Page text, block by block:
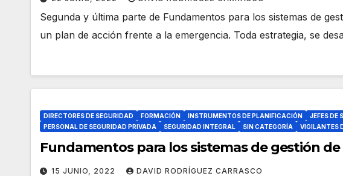
Segunda y última parte de Fundamentos para los sistemas de
un plan de acción frente a la emergencia. Toda estrategia, se
DIRECTORES DE SEGURIDAD FORMACIÓN INSTRUMENTOS DE PLANIFICACIÓN JEFES DE
PERSONAL DE SEGURIDAD PRIVADA
SEGURIDAD INTEGRAL SIN CATEGORÍA VIGILANTES
Fundamentos para los sistemas de gestión de
15 JUNIO, 2022 DAVID RODRÍGUEZ CARRASCO